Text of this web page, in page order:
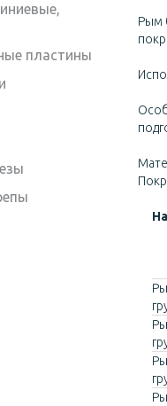
Рым
пластины